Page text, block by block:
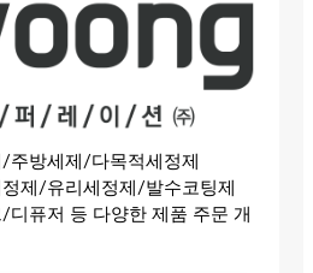
방세제/다목적세정제
제/유리세정제/발수코팅제
퓨저 등 다양한 제품 주문 개